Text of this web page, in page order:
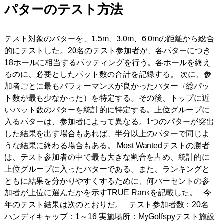
パターのテスト方法
テスト対象のパターを、1.5m、3.0m、6.0mの距離から総合
的にテストした。20名のテスト参加者が、各パターにつき
18ホールに相当するパッティングを行う。各ホールを終え
るのに、必要としたパット数の合計を記録する。 次に、参
加者ごとに最もパフォーマンスが良かったパター（総パッ
ト数が最も少なかった）を特定する。その後、トップに近
いパット数のパターを統計的に特定する。上位グループに
入るパターは、参加者によって異なる。1つのパターが突出
した結果を出す場合もあれば、半分以上のパターで同じよ
うな結果に終わる場合もある。 Most Wantedテストの勝者
は、テスト参加者の中で最も大きな割合を占め、統計的に
上位グループに入ったパターである。また、ランキングと
ともに結果を分かりやすくするために、何パーセントの参
加者が上位に選んだかを示すTRUE Rankを記載した。 今
年のテスト結果は次のとおりだ。 テスト参加者数：20名
ハンディキャップ：1～16 実施場所：MyGolfspyテスト施設